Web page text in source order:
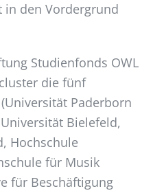
in den Vordergrund
Studienfonds OWL
die fünf
Paderborn
Bielefeld,
Hochschule
für Musik
für Beschäftigung